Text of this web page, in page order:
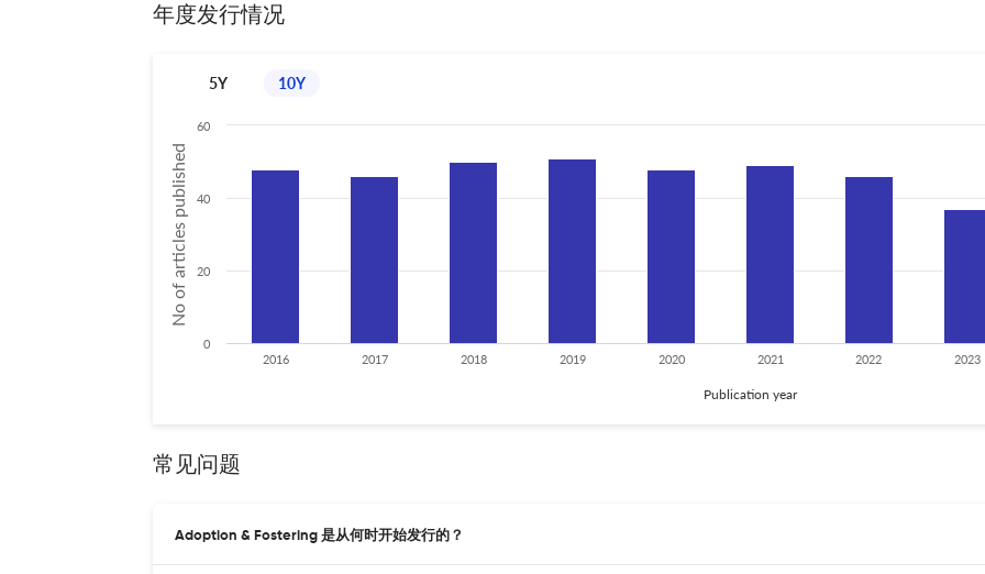
年度发行情况
5Y 10Y
No of articles published
Publication year
2016 2017 2018 2019 2020 2021 2022 2023
0
20
40
60
常见问题
Adoption & Fostering 是从何时开始发行的？